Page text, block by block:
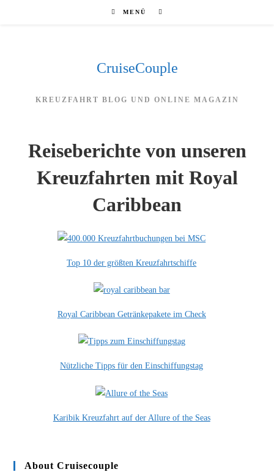
MENÜ
CruiseCouple
KREUZFAHRT BLOG UND ONLINE MAGAZIN
Reiseberichte von unseren
Kreuzfahrten mit Royal
Caribbean
Top 10 der größten Kreuzfahrtschiffe
Royal Caribbean Getränkepakete im Check
Nützliche Tipps für den Einschiffungstag
Karibik Kreuzfahrt auf der Allure of the Seas
About Cruisecouple